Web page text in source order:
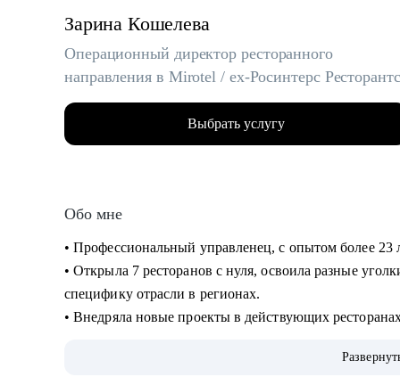
Зарина Кошелева
Операционный директор ресторанного
направления в Mirotel / ex-Росинтерс Ресторантс
Выбрать услугу
Обо мне
• Профессиональный управленец, с опытом более 23
• Открыла 7 ресторанов с нуля, освоила разные
специфику отрасли в регионах.
• Внедряла новые проекты в действующих
• Вырастила и отправила во взрослую жизнь более